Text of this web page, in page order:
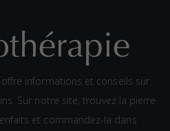
informations et conseils sur
Sur notre site, trouvez la pierre
et commandez-la dans